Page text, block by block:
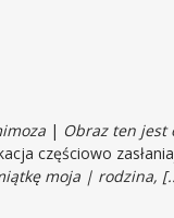
| Obraz ten
częściowo
moja | rodzina,